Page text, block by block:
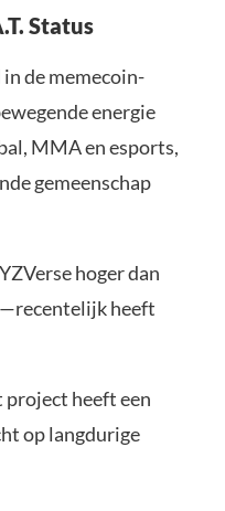
Status
de memecoin-
energie
MMA en esports,
gemeenschap
hoger dan
heeft
heeft een
op langdurige